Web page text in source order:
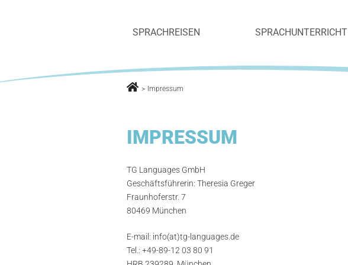
SPRACHREISEN SPRACHUNTERRICHT
> Impressum
IMPRESSUM
TG Languages GmbH
Geschäftsführerin: Theresia Greger
Fraunhoferstr. 7
80469 München
E-mail: info(at)tg-languages.de
Tel.: +49-89-12 03 80 91